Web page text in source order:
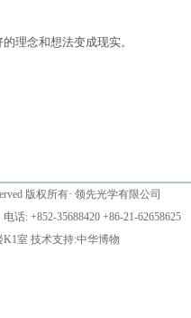
理念和想法变成现实。
版权所有· 领先光学有限公司
电话: +852-35688420 +86-21-62658625
K1室 技术支持:中华博物